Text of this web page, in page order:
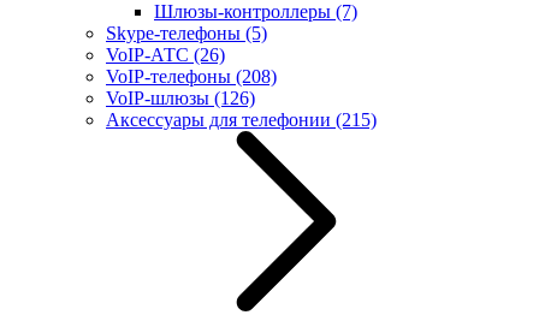
Шлюзы-контроллеры (7)
Skype-телефоны (5)
VoIP-АТС (26)
VoIP-телефоны (208)
VoIP-шлюзы (126)
Аксессуары для телефонии (215)